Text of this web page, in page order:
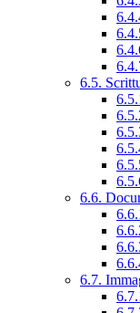
6.5.
6.6.
6.7.